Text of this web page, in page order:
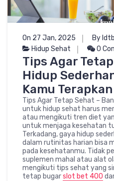
On 27 Jan, 2025
By
Hidup Sehat
0
Tips Agar
Hidup
Kamu
Tips Agar Tetap Sehat –
untuk hidup sehat harus
atau mengikuti tren diet
untuk menjaga kesehatan
Terkadang, gaya hidup
dalam rutinitas harian bisa
pada kesehatanmu. Tidak
suplemen mahal atau alat
mengikuti tips sehat yang
tetap bugarslot bet 400